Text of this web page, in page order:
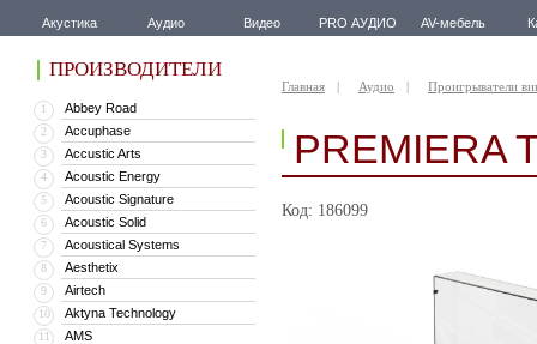
Акустика Аудио Видео PRO АУДИО AV-мебель
ПРОИЗВОДИТЕЛИ
1 Abbey Road
2 Accuphase
3 Accustic Arts
4 Acoustic Energy
5 Acoustic Signature
6 Acoustic Solid
7 Acoustical Systems
8 Aesthetix
9 Airtech
10 Aktyna Technology
11 AMS
Главная Аудио Проигрыватели
PREMIERA
Код: 186099